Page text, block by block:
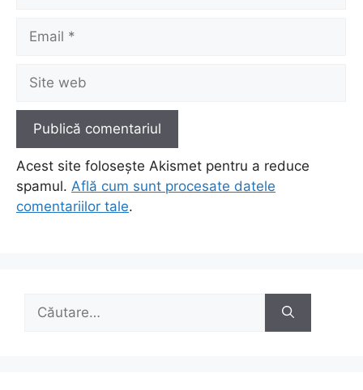
web
Acest site folosește Akismet pentru a reduce
spamul. Află cum sunt procesate datele
comentariilor tale.
Caută